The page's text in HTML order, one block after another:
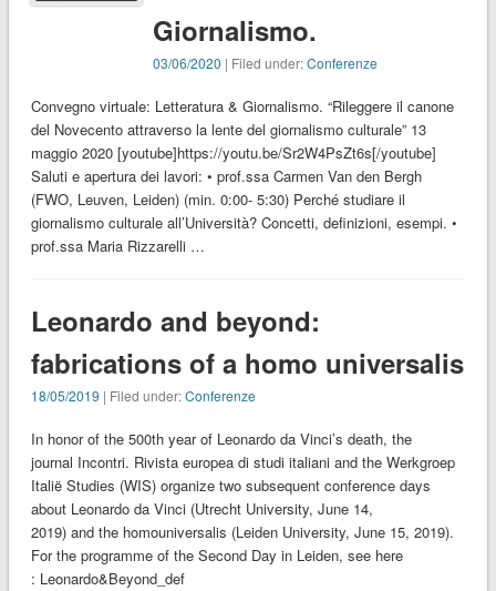
Giornalismo.
03/06/2020 | Filed under:Conferenze
Convegno virtuale: Letteratura & Giornalismo. “Rileggere il canone
del Novecento attraverso la lente del giornalismo culturale” 13
maggio 2020 [youtube]https://youtu.be/Sr2W4PsZt6s[/youtube]
Saluti e apertura dei lavori: • prof.ssa Carmen Van den Bergh
(FWO, Leuven, Leiden) (min. 0:00- 5:30) Perché studiare il
giornalismo culturale all’Università? Concetti, definizioni, esempi. •
prof.ssa Maria Rizzarelli …
Leonardo and beyond:
fabrications of a homo universalis
18/05/2019 | Filed under:Conferenze
In honor of the 500th year of Leonardo da Vinci’s death, the
journal Incontri. Rivista europea di studi italiani and the Werkgroep
Italië Studies (WIS) organize two subsequent conference days
about Leonardo da Vinci (Utrecht University, June 14,
2019) and the homouniversalis (Leiden University, June 15, 2019).
For the programme of the Second Day in Leiden, see here
: Leonardo&Beyond_def